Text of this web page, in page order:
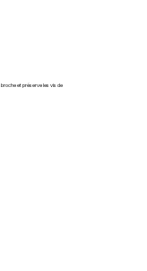
et préserve les vis de